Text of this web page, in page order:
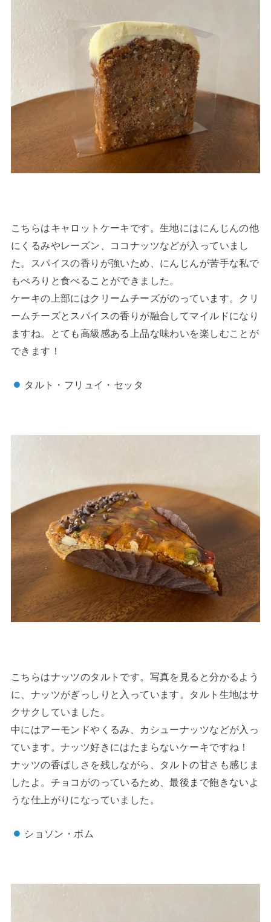
こちらはキャロットケーキです。生地にはにんじんの他
にくるみやレーズン、ココナッツなどが入っていまし
た。スパイスの香りが強いため、にんじんが苦手な私で
もぺろりと食べることができました。
ケーキの上部にはクリームチーズがのっています。クリ
ームチーズとスパイスの香りが融合してマイルドになり
ますね。とても高級感ある上品な味わいを楽しむことが
できます！
タルト・フリュイ・セッタ
こちらはナッツのタルトです。写真を見ると分かるよう
に、ナッツがぎっしりと入っています。タルト生地はサ
クサクしていました。
中にはアーモンドやくるみ、カシューナッツなどが入っ
ています。ナッツ好きにはたまらないケーキですね！
ナッツの香ばしさを残しながら、タルトの甘さも感じま
したよ。チョコがのっているため、最後まで飽きないよ
うな仕上がりになっていました。
ショソン・ボム